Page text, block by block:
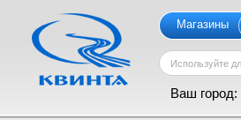
Магазины
Ваш город: